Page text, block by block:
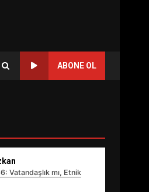
ABONE OL
Vatandaşlık mı, Etnik